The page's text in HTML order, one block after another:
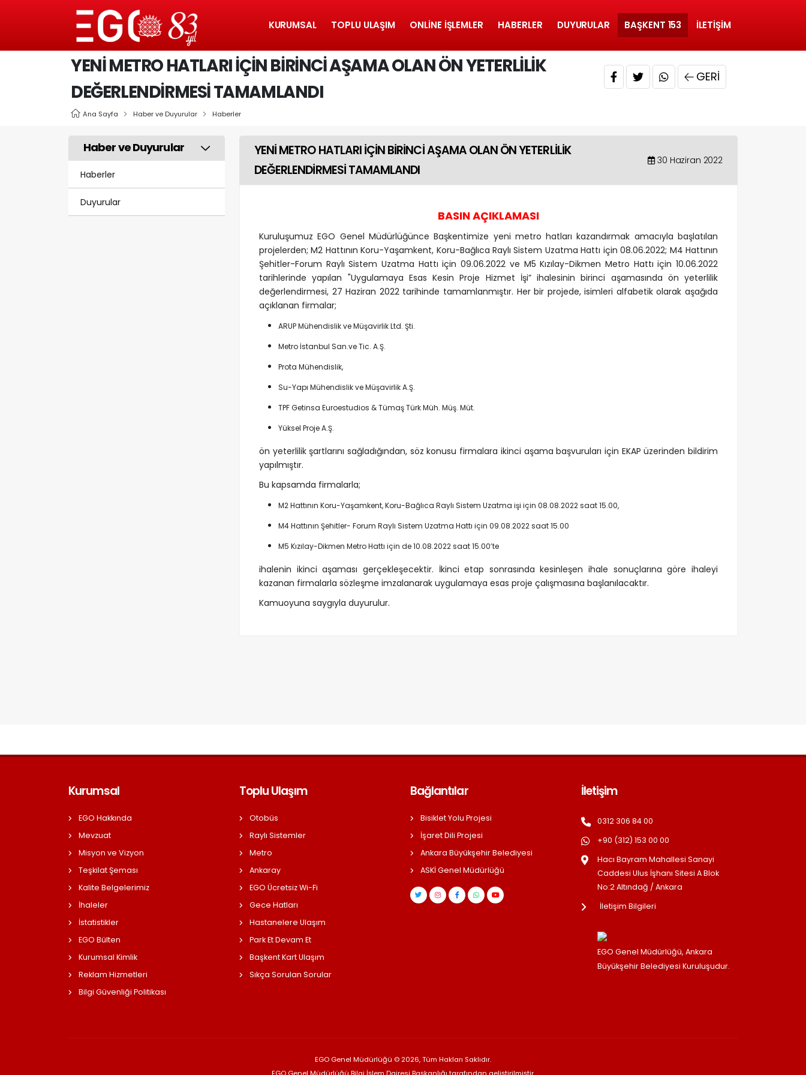
KURUMSAL TOPLU ULAŞIM ONLINE İŞLEMLER HABERLER DUYURULAR BAŞKENT 153 İLETIŞIM
YENİ METRO HATLARI İÇİN BİRİNCİ AŞAMA OLAN ÖN YETERLİLİK
DEĞERLENDİRMESİ TAMAMLANDI
Ana Sayfa Haber ve Duyurular Haberler
GERI
Haber ve Duyurular
Haberler
Duyurular
YENİ METRO HATLARI İÇİN BİRİNCİ AŞAMA OLAN ÖN YETERLİLİK
DEĞERLENDİRMESİ TAMAMLANDI
30 Haziran 2022
BASIN AÇIKLAMASI
Kuruluşumuz EGO Genel Müdürlüğünce Başkentimize yeni metro hatları kazandırmak amacıyla başlatılan
projelerden; M2 Hattının Koru-Yaşamkent, Koru-Bağlıca Raylı Sistem Uzatma Hattı için 08.06.2022; M4 Hattının
Şehitler-Forum Raylı Sistem Uzatma Hattı için 09.06.2022 ve M5 Kızılay-Dikmen Metro Hattı için 10.06.2022
tarihlerinde yapılan "Uygulamaya Esas Kesin Proje Hizmet İşi” ihalesinin birinci aşamasında ön yeterlilik
değerlendirmesi, 27 Haziran 2022 tarihinde tamamlanmıştır. Her bir projede, isimleri alfabetik olarak aşağıda
açıklanan firmalar;
ARUP Mühendislik ve Müşavirlik Ltd. Şti.
Metro İstanbul San.ve Tic. A.Ş.
Prota Mühendislik,
Su-Yapı Mühendislik ve Müşavirlik A.Ş.
TPF Getinsa Euroestudios & Tümaş Türk Müh. Müş. Müt.
Yüksel Proje A.Ş.
ön yeterlilik şartlarını sağladığından, söz konusu firmalara ikinci aşama başvuruları için EKAP üzerinden bildirim
yapılmıştır.
Bu kapsamda firmalarla;
M2 Hattının Koru-Yaşamkent, Koru-Bağlıca Raylı Sistem Uzatma işi için 08.08.2022 saat 15.00,
M4 Hattının Şehitler- Forum Raylı Sistem Uzatma Hattı için 09.08.2022 saat 15.00
M5 Kızılay-Dikmen Metro Hattı için de 10.08.2022 saat 15.00’te
ihalenin ikinci aşaması gerçekleşecektir. İkinci etap sonrasında kesinleşen ihale sonuçlarına göre ihaleyi
kazanan firmalarla sözleşme imzalanarak uygulamaya esas proje çalışmasına başlanılacaktır.
Kamuoyuna saygıyla duyurulur.
Kurumsal
EGO Hakkında
Mevzuat
Misyon ve Vizyon
Teşkilat Şeması
Kalite Belgelerimiz
İhaleler
İstatistikler
EGO Bülten
Kurumsal Kimlik
Reklam Hizmetleri
Bilgi Güvenliği Politikası
Toplu Ulaşım
Otobüs
Raylı Sistemler
Metro
Ankaray
EGO Ücretsiz Wi-Fi
Gece Hatları
Hastanelere Ulaşım
Park Et Devam Et
Başkent Kart Ulaşım
Sıkça Sorulan Sorular
Bağlantılar
Bisiklet Yolu Projesi
İşaret Dili Projesi
Ankara Büyükşehir Belediyesi
ASKİ Genel Müdürlüğü
İletişim
0312 306 84 00
+90 (312) 153 00 00
Hacı Bayram Mahallesi Sanayi
Caddesi Ulus İşhanı Sitesi A Blok
No:2 Altındağ / Ankara
İletişim Bilgileri
EGO Genel Müdürlüğü, Ankara
Büyükşehir Belediyesi Kuruluşudur.
EGO Genel Müdürlüğü © 2026, Tüm Hakları Saklıdır.